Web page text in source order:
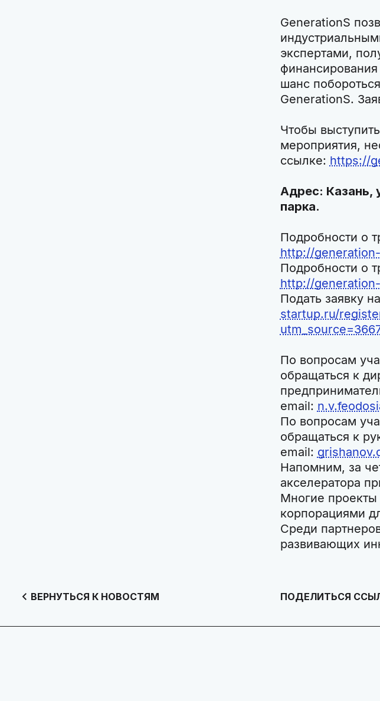
GenerationS
экспертами,
шанс
GenerationS.
Чтобы
мероприятия,
ссылке: https://
Адрес: Казань,
парка.
Подробности о
http://
Подробности о
http://
Подать заявку
startup.ru/
По вопросам
обращаться к
email:
По вопросам
обращаться к
email:
Напомним, за
акселератора
Многие
корпорациями
Среди
развивающих
ВЕРНУТЬСЯ К НОВОСТЯМ ПОДЕЛИТЬСЯ